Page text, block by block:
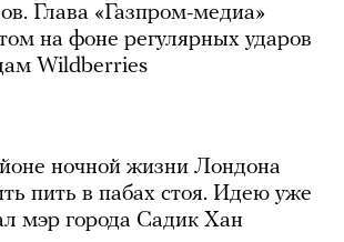
Глава «Газпром-медиа»
на фоне регулярных ударов
Wildberries
ночной жизни Лондона
пить в пабах стоя. Идею уже
мэр города Садик Хан